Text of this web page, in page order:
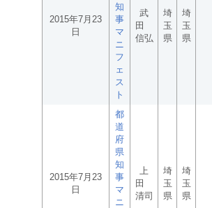
2015年7月23
日
知
事
マ
ニ
フ
ェ
ス
ト
武
田
信弘
埼
玉
県
埼
玉
県
2015年7月23
日
都
道
府
県
知
事
マ
ニ
上
田
清司
埼
玉
県
埼
玉
県